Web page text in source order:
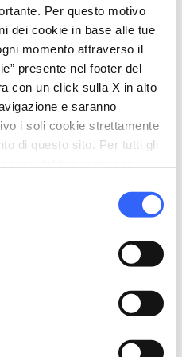
Per questo motivo
dei cookie in base alle tue
momento attraverso il
presente nel footer del
con un click sulla X in alto
e saranno
i soli cookie strettamente
di questo sito. Per tutti gli
friendly)